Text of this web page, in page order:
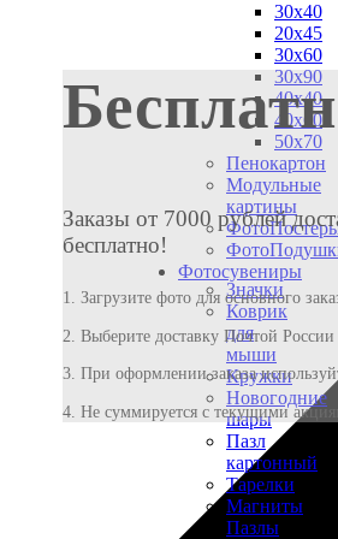
30х40
20х45
30х60
30х90
40х40
40х60
50х70
Пенокартон
Модульные
картины
Фотоcувениры
Значки
Коврик
для
мыши
Кружки
Новогодние
шары
Пазл
картонный
Тарелки
Магниты
Пазлы
Заказы от 7000 рублей
бесплатно!
1. Загрузите фото для основного
2. Выберите доставку Почтой России
3. При оформлении заказа
4. Не суммируется с текущими